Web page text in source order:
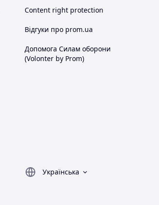
Content right protection
Відгуки про prom.ua
Допомога Силам оборони
(Volonter by Prom)
Українська